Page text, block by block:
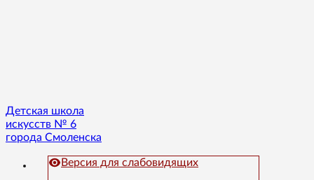
Детская школа
искусств № 6
города Смоленска
Версия для слабовидящих